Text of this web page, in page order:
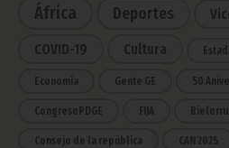
África
Deportes
COVID-19 Cultura
Economía Gente GE 50
CongresoPDGE FIJA
Consejo de la república CAN 2025